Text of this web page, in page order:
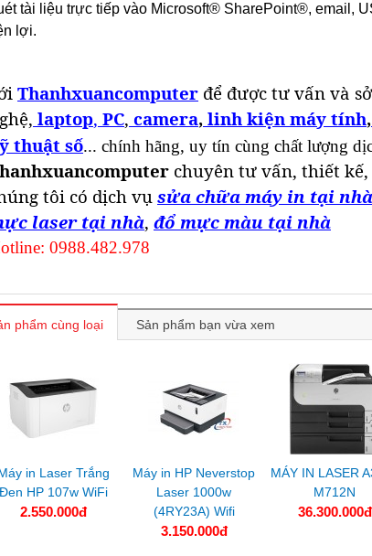
tài liệu trực tiếp vào Microsoft® SharePoint®, email,
lợi.
Thanhxuancomputer để được tư vấn và
laptop, PC, camera, linh kiện máy tính,
thuật số... chính hãng, uy tín cùng chất lượng
chuyên tư vấn, thiết
tôi có dịch vụsửa chữa máy in tại nhà
laser tại nhà, đổ mực màu tại nhà
0988.482.978
phẩm cùng loại Sản phẩm bạn vừa xem
in Laser Trắng
Đen HP 107w WiFi
2.550.000đ
Máy in HP Neverstop
Laser 1000w
(4RY23A) Wifi
3.150.000đ
MÁY IN LASER
M712N
36.300.000đ